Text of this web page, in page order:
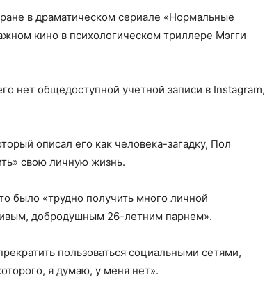
в драматическом сериале «Нормальные
кино в психологическом триллере Мэгги
нет общедоступной учетной записи в Instagram,
описал его как человека-загадку, Пол
свою личную жизнь.
было «трудно получить много личной
добродушным 26-летним парнем».
пользоваться социальными сетями,
я думаю, у меня нет».